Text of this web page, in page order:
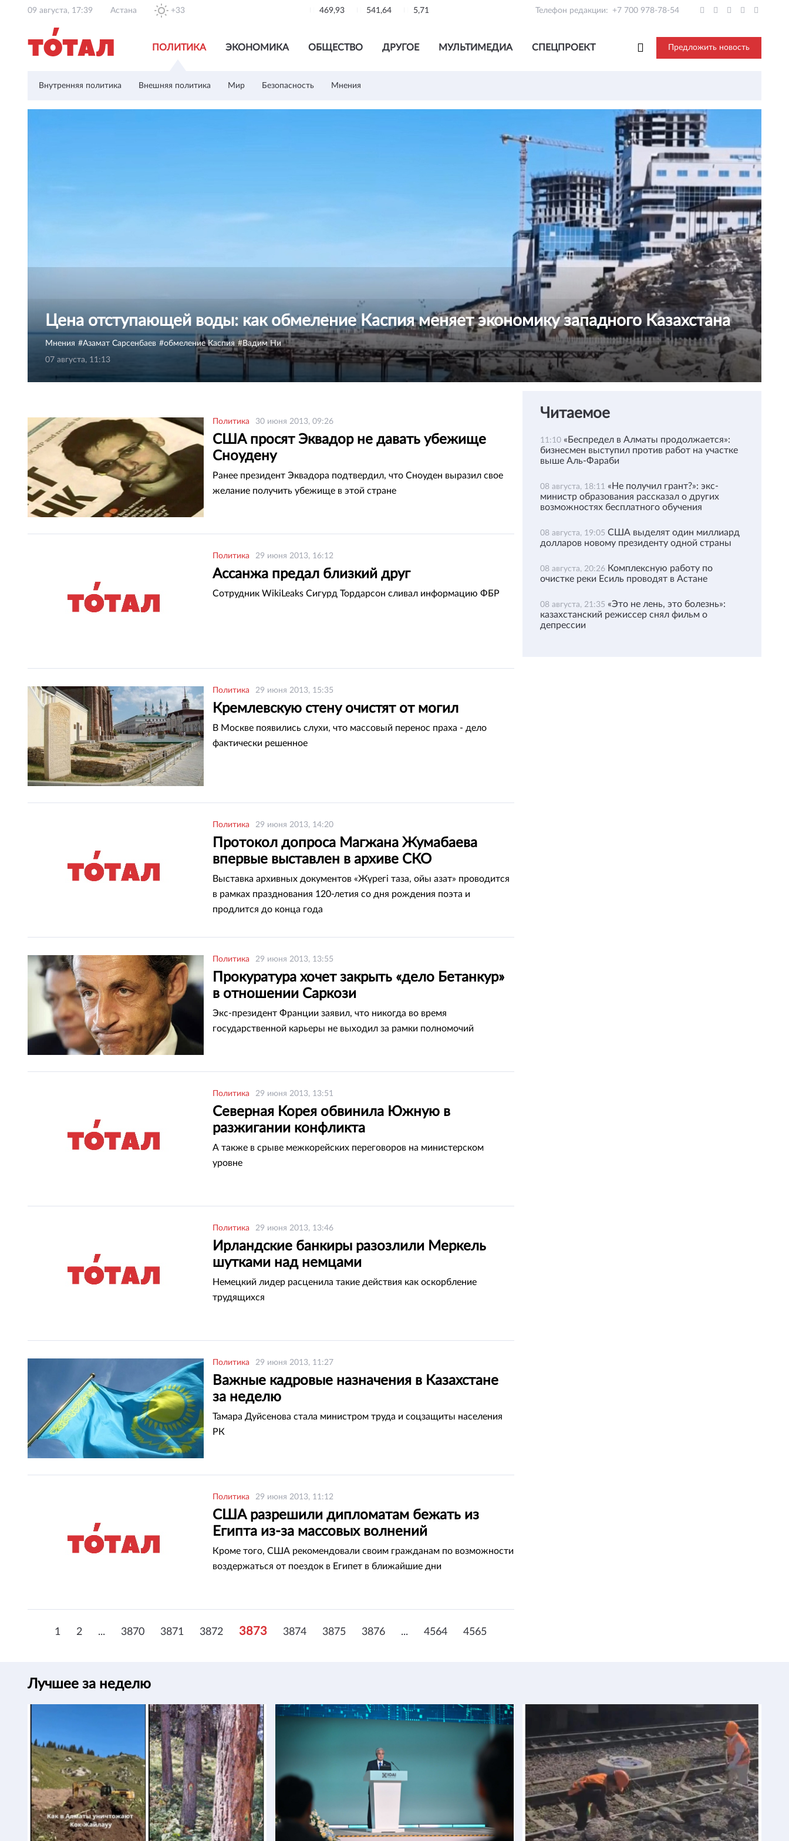
09 августа, 17:39 Астана +33 469,93 541,64 5,71 Телефон редакции: +7 700 978-78-54
ПОЛИТИКА ЭКОНОМИКА ОБЩЕСТВО ДРУГОЕ МУЛЬТИМЕДИА СПЕЦПРОЕКТ Предложить новость
Внутренняя политика Внешняя политика Мир Безопасность Мнения
Цена отступающей воды: как обмеление Каспия меняет экономику западного Казахстана
Мнения Азамат Сарсенбаев обмеление Каспия
Вадим Ни
07 августа, 11:13
Политика 30 июня 2013, 09:26
США просят Эквадор не давать убежище
Сноудену
Ранее президент Эквадора подтвердил, что Сноуден выразил свое
желание получить убежище в этой стране
Политика 29 июня 2013, 16:12
Ассанжа предал близкий друг
Сотрудник WikiLeaks Сигурд Тордарсон сливал информацию ФБР
Политика 29 июня 2013, 15:35
Кремлевскую стену очистят от могил
В Москве появились слухи, что массовый перенос праха - дело
фактически решенное
Политика 29 июня 2013, 14:20
Протокол допроса Магжана Жумабаева
впервые выставлен в архиве СКО
Выставка архивных документов «Жүрегі таза, ойы азат» проводится
в рамках празднования 120-летия со дня рождения поэта и
продлится до конца года
Политика 29 июня 2013, 13:55
Прокуратура хочет закрыть «дело Бетанкур»
в отношении Саркози
Экс-президент Франции заявил, что никогда во время
государственной карьеры не выходил за рамки полномочий
Политика 29 июня 2013, 13:51
Северная Корея обвинила Южную в
разжигании конфликта
А также в срыве межкорейских переговоров на министерском
уровне
Политика 29 июня 2013, 13:46
Ирландские банкиры разозлили Меркель
шутками над немцами
Немецкий лидер расценила такие действия как оскорбление
трудящихся
Политика 29 июня 2013, 11:27
Важные кадровые назначения в Казахстане
за неделю
Тамара Дуйсенова стала министром труда и соцзащиты населения
РК
Политика 29 июня 2013, 11:12
США разрешили дипломатам бежать из
Египта из-за массовых волнений
Кроме того, США рекомендовали своим гражданам по возможности
воздержаться от поездок в Египет в ближайшие дни
1 2 ... 3870 3871 3872 3873 3874 3875 3876 ... 4564 4565
Читаемое
11:10 «Беспредел в Алматы продолжается»:
бизнесмен выступил против работ на участке
выше Аль-Фараби
08 августа, 18:11 «Не получил грант?»: экс-
министр образования рассказал о других
возможностях бесплатного обучения
08 августа, 19:05 США выделят один миллиард
долларов новому президенту одной страны
08 августа, 20:26 Комплексную работу по
очистке реки Есиль проводят в Астане
08 августа, 21:35 «Это не лень, это болезнь»:
казахстанский режиссер снял фильм о
депрессии
Лучшее за неделю